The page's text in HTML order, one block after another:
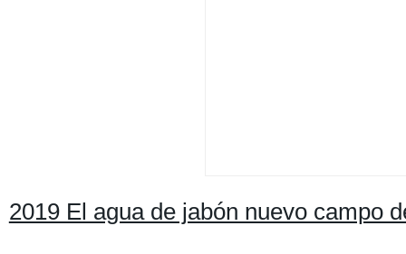
2019 El agua de jabón nuevo campo